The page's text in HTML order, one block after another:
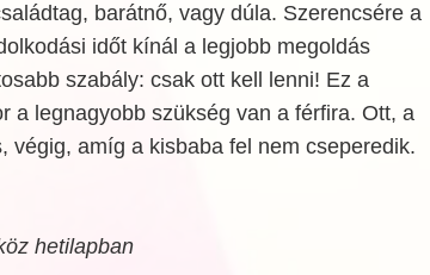
barátnő, vagy dúla. Szerencsére a
időt kínál a legjobb megoldás
szabály: csak ott kell lenni! Ez a
a legnagyobb szükség van a férfira. Ott, a
végig, amíg a kisbaba fel nem cseperedik.
hetilapban